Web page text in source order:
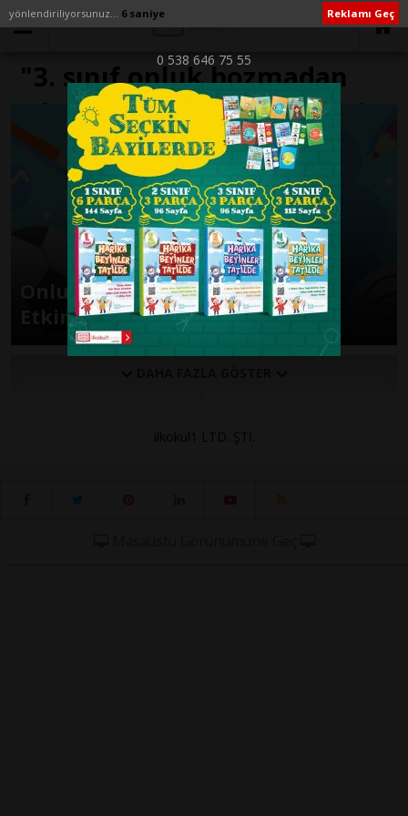
yönlendiriliyorsunuz... 6 saniye Reklamı Geç
0 538 646 75 55
"3. sınıf onluk bozmadan
çıkarma işlemi etkinlikleri"
ile İlişikli yazılar
Onluk Bozarak Çıkarma İşlemi
Etkinliği